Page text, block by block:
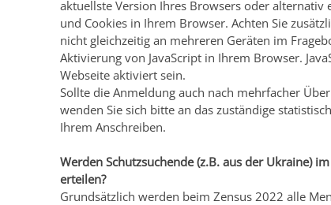
aktuellste Version Ihres Browsers oder alternativ
und Cookies in Ihrem Browser. Achten Sie
nicht gleichzeitig an mehreren Geräten im
Aktivierung von JavaScript in Ihrem Browser.
Webseite aktiviert sein.
Sollte die Anmeldung auch nach mehrfacher
wenden Sie sich bitte an das zuständige
Ihrem Anschreiben.
Werden Schutzsuchende (z.B. aus der Ukraine)
erteilen?
Grundsätzlich werden beim Zensus 2022 alle